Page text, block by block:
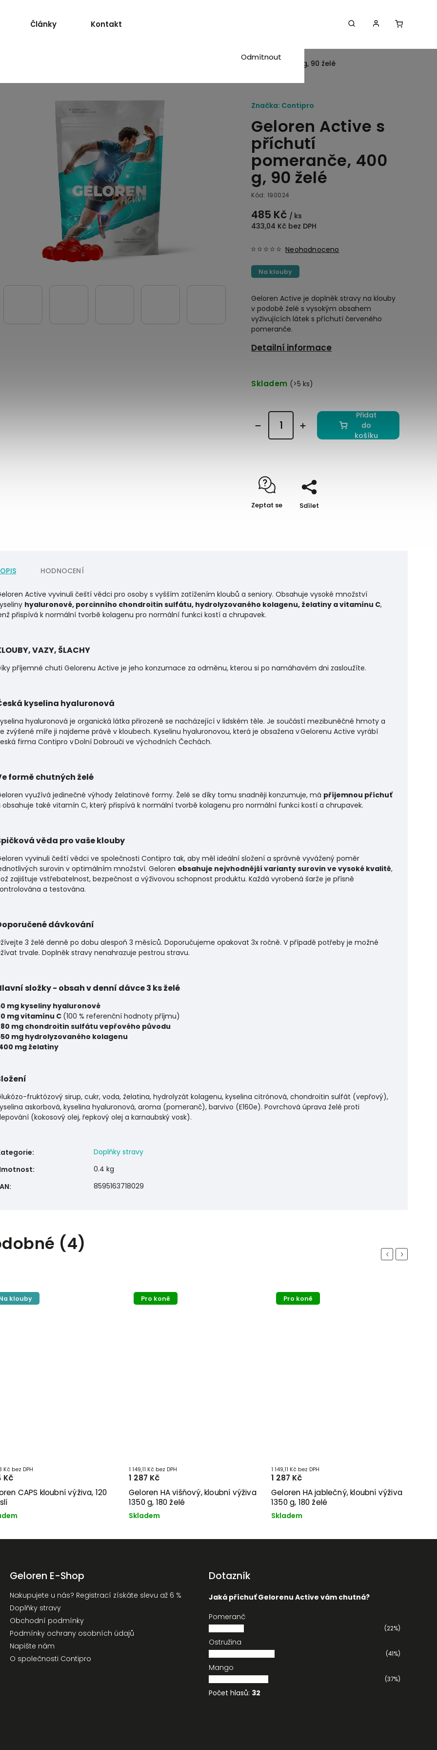
soubory cookie. Dalším procházením tohoto webu
s jejich používáním.. Více informací
Odmítnout
Články Kontakt
Geloren Active s příchutí pomeranče, 400 g, 90 želé
Geloren Active s
příchutí
pomeranče, 400
g, 90 želé
Kód: 190024
485 Kč / ks
433,04 Kč bez DPH
Na klouby
Neohodnoceno
Geloren Active je doplněk stravy na klouby
v podobě želé s vysokým obsahem
vyživujících látek s příchutí červeného
pomeranče.
Detailní informace
Značka: Contipro
Skladem (>5 ks)
Přidat
do
košíku
Zeptat se Sdílet
HODNOCENÍ
Active vyvinuli čeští vědci pro osoby s vyšším zatížením kloubů a seniory. Obsahuje vysoké množství
hyaluronové, porcinního chondroitin sulfátu, hydrolyzovaného kolagenu, želatiny a vitamínu C,
přispívá k normální tvorbě kolagenu pro normální funkci kostí a chrupavek.
VAZY, ŠLACHY
příjemné chuti Gelorenu Active je jeho konzumace za odměnu, kterou si po namáhavém dni zasloužíte.
kyselina hyaluronová
hyaluronová je organická látka přirozeně se nacházející v lidském těle. Je součástí mezibuněčné hmoty a
zvýšené míře ji najdeme právě v kloubech. Kyselinu hyaluronovou, která je obsažena vGelorenu Active vyrábí
firma Contipro v Dolní Dobrouči ve východních Čechách.
formě chutných želé
využívá jedinečné výhody želatinové formy. Želé se díky tomu snadněji konzumuje, má příjemnou příchuť
obsahuje také vitamín C, který přispívá k normální tvorbě kolagenu pro normální funkci kostí a chrupavek.
věda pro vaše klouby
vyvinuli čeští vědci ve společnosti Contipro tak, aby měl ideální složení a správně vyvážený poměr
surovin v optimálním množství. Geloren obsahuje nejvhodnější varianty surovin ve vysoké kvalitě,
zajištuje vstřebatelnost, bezpečnost a výživovou schopnost produktu. Každá vyrobená šarže je přísně
a testována.
dávkování
3 želé denně po dobu alespoň 3 měsíců. Doporučujeme opakovat 3x ročně. V případě potřeby je možné
trvale. Doplněk stravy nenahrazuje pestrou stravu.
složky - obsah v denní dávce 3 ks želé
mg kyseliny hyaluronové
mg vitamínu C (100 % referenční hodnoty příjmu)
mg chondroitin sulfátu vepřového původu
mg hydrolyzovaného kolagenu
mg želatiny
fruktózový sirup, cukr, voda, želatina, hydrolyzát kolagenu, kyselina citrónová, chondroitin sulfát (vepřový),
askorbová, kyselina hyaluronová, aroma (pomeranč), barvivo (E160e). Povrchová úprava želé proti
(kokosový olej, řepkový olej a karnaubský vosk).
:
Doplňky stravy
:
0.4 kg
: 8595163718029
(4) Previous
klouby
CAPS kloubní výživa, 120
Kč bez DPH
Kč
Pro koně
Geloren HA višňový, kloubní výživa
1350 g, 180 želé
Skladem
1 149,11 Kč bez DPH
1 287 Kč
Pro koně
Geloren HA jablečný, kloubní výživa
1350 g, 180 želé
Skladem
1 149,11 Kč bez DPH
1 287 Kč
Next
Geloren E-Shop
Nakupujete u nás? Registrací získáte slevu až 6 %
Doplňky stravy
Obchodní podmínky
Podmínky ochrany osobních údajů
Napište nám
O společnosti Contipro
Dotazník
Jaká příchuť Gelorenu Active vám chutná?
Pomeranč
(22%)
Ostružina
(41%)
Mango
(37%)
Počet hlasů: 32